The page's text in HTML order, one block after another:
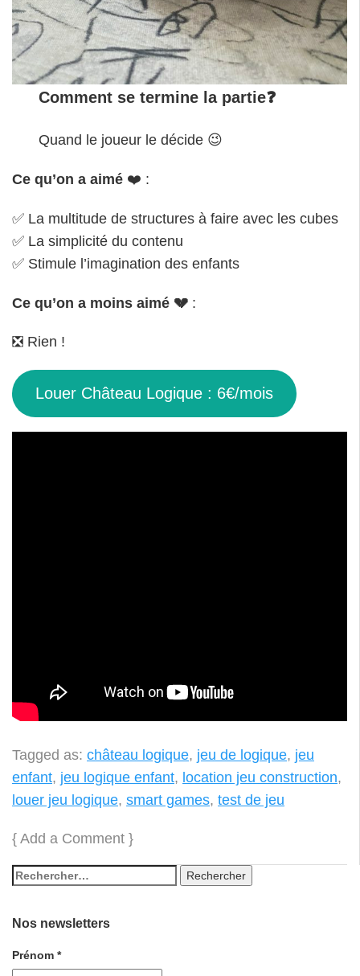
Comment se termine la partie❓
Quand le joueur le décide 😉
Ce qu’on a aimé ❤️ :
✅ La multitude de structures à faire avec les cubes
✅ La simplicité du contenu
✅ Stimule l’imagination des enfants
Ce qu’on a moins aimé 💔 :
❎ Rien !
Louer Château Logique : 6€/mois
Tagged as: château logique, jeu de logique, jeu
enfant, jeu logique enfant, location jeu construction,
louer jeu logique, smart games, test de jeu
{ Add a Comment }
Nos newsletters
Prénom *